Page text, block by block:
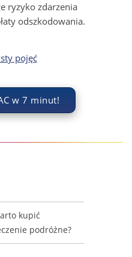
ryzyko zdarzenia
odszkodowania.
pojęć
w 7 minut!
kupić
podróżne?